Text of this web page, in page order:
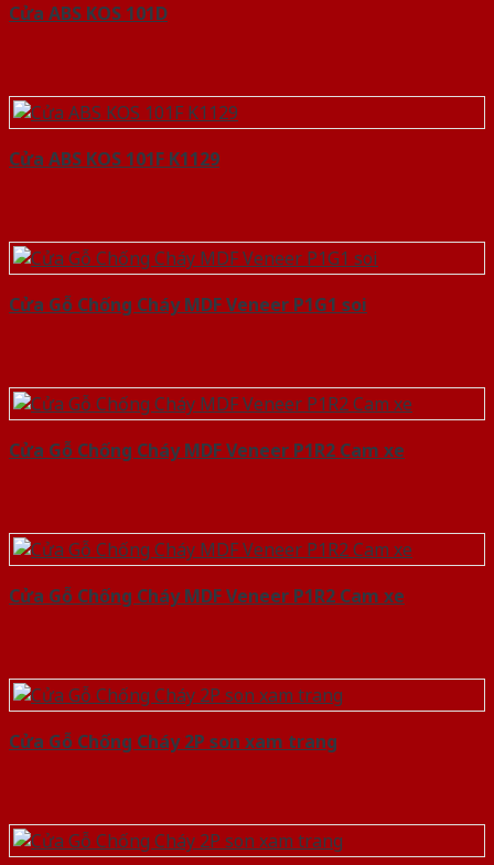
Cửa ABS KOS 101D
Cửa ABS KOS 101F K1129
Cửa Gỗ Chống Cháy MDF Veneer P1G1 soi
Cửa Gỗ Chống Cháy MDF Veneer P1R2 Cam xe
Cửa Gỗ Chống Cháy MDF Veneer P1R2 Cam xe
Cửa Gỗ Chống Cháy 2P son xam trang